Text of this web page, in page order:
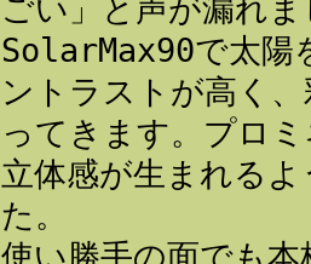
ごい」と声が漏れ
SolarMax90で太陽
ントラストが高く
ってきます。プロ
立体感が生まれる
た。